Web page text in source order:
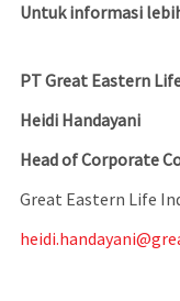
Untuk informasi
PT Great Eastern
Heidi Handayani
Head of Corporate
Great Eastern Life